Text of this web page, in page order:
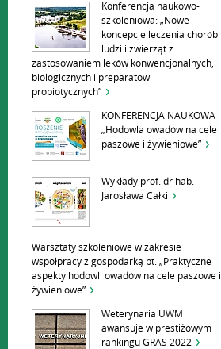
Konferencja naukowo-
szkoleniowa: „Nowe
koncepcje leczenia chorób
ludzi i zwierząt z
zastosowaniem leków konwencjonalnych,
biologicznych i preparatów
probiotycznych”
KONFERENCJA NAUKOWA
„Hodowla owadów na cele
paszowe i żywieniowe”
Wykłady prof. dr hab.
Jarosława Całki
Warsztaty szkoleniowe w zakresie
współpracy z gospodarką pt. „Praktyczne
aspekty hodowli owadów na cele paszowe i
żywieniowe”
Weterynaria UWM
awansuje w prestiżowym
rankingu GRAS 2022